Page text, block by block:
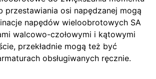
przestawiania osi napędzanej mogą
napędów wieloobrotowych SA
walcowo-czołowymi i kątowymi
przekładnie mogą też być
obsługiwanych ręcznie.